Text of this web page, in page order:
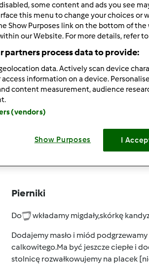
Pierniki
Do wkładamy migdały,skórkę
Dodajemy masło i miód
calkowitego.Ma być jeszcze ciepłe i
stolnicę rozwałkowujemy na placek
some content and ads you see
this menu to change your choices or
Show Purposes link on the bottom of the
our Website. For more details, refer
partners process data to provide:
data. Actively scan device
information on a device.
content measurement, audience
(vendors)
Show Purposes I